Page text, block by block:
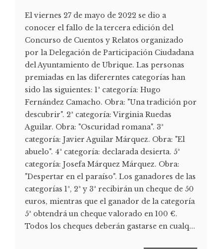
El viernes 27 de mayo de 2022 se dio a
conocer el fallo de la tercera edición del
Concurso de Cuentos y Relatos organizado
por la Delegación de Participación Ciudadana
del Ayuntamiento de Ubrique. Las personas
premiadas en las difererntes categorías han
sido las siguientes: 1ª categoría: Hugo
Fernández Camacho. Obra: "Una tradición por
descubrir". 2ª categoría: Virginia Ruedas
Aguilar. Obra: "Oscuridad romana". 3ª
categoría: Javier Aguilar Márquez. Obra: "El
abuelo". 4ª categoría: declarada desierta. 5ª
categoría: Josefa Márquez Márquez. Obra:
"Despertar en el paraíso". Los ganadores de las
categorías 1ª, 2ª y 3ª recibirán un cheque de 50
euros, mientras que el ganador de la categoría
5ª obtendrá un cheque valorado en 100 €.
Todos los cheques deberán gastarse en cualq...